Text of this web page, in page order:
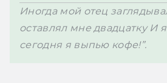
Иногда мой отец
оставлял мне двадцатку И
сегодня я выпью кофе!”.